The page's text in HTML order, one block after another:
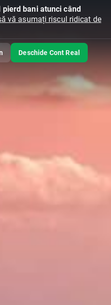
bani atunci când
vă asumați riscul ridicat de
Deschide Cont Real